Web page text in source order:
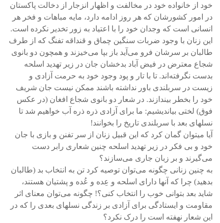
خود از خانواده خود در مخالفت و اظهار انزجار از دخالت پاکستان
در امور کشورشان که هر روز ادامه دارد، مایه مباهات و فخر هر
انسانی است که وجدان خود را با اعتیاد به زور تخدیر نکرده است.
این زنان با وجود ضربات سنگین چماق و قنداقه تفنگ که از طرف
طالبان بر سرشان فرو می‌آید باز بپا می‌خیزند و همچون دو بانوی
شجاع معترض در فیض آباد بدخشان جان در زیر تهدید اسلحه
بدست نگرفته‌اند. تا با تار و پود وجود خود به حرمت آزادی و
زیست در سربلندی باور نداشته باشند ممکن نیست جان شریف
خود را بخطر بیندازند. در شعار دو بانوی شجاع افغان (در عکس
فوق) لختی بیاندیشیم: ما برای آزادی ذره ذره آب خواهیم شد تا
نسلهای بعد با سربلندی تاریخ را بخوانند!
آیا میتوان گمان کرد که این قبیل زنان از سر تفنن و بازی با جان
خود و بی فکر در زیر تهدید اسلحه چنین شعاری رابر دست
می‌گیرند و بر زبان جاری می‌سازند؟
به چنین زنانی چگونه می‌توان توصیه کرد تن به انتخاب بد (طالبان
بدهید) چرا که آنها دارای اسلحه و عِده و عُده و پشتیان هستند،
شاید بعد بتوانی خوب را انتخاب کنی؟! چگونه می‌توان معنای اثر
مقاومت و ایستادگی برای آزادی بر زندگی نسلهای بعدی را که در
این شعار نهفته است را درک نکرد؟